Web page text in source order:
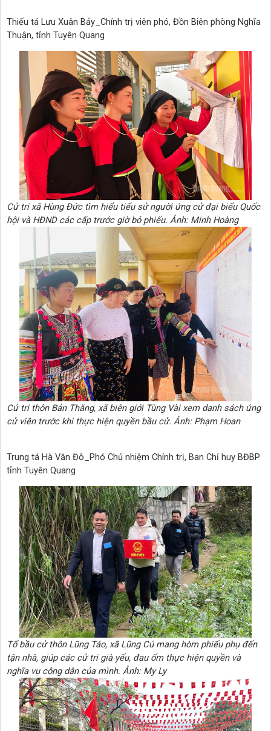
Thiếu tá Lưu Xuân Bảy_Chính trị viên phó, Đồn Biên phòng Nghĩa
Thuận, tỉnh Tuyên Quang
Cử tri xã Hùng Đức tìm hiểu tiểu sử người ứng cử đại biểu Quốc
hội và HĐND các cấp trước giờ bỏ phiếu. Ảnh: Minh Hoàng
Cử tri thôn Bản Thăng, xã biên giới Tùng Vài xem danh sách ứng
cử viên trước khi thực hiện quyền bầu cử. Ảnh: Phạm Hoan
Trung tá Hà Văn Đô_Phó Chủ nhiệm Chính trị, Ban Chỉ huy BĐBP
tỉnh Tuyên Quang
Tổ bầu cử thôn Lũng Táo, xã Lũng Cú mang hòm phiếu phụ đến
tận nhà, giúp các cử tri già yếu, đau ốm thực hiện quyền và
nghĩa vụ công dân của mình. Ảnh: My Ly